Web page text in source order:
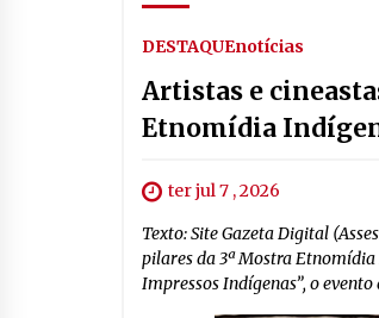
DESTAQUEnotícias
Artistas e
Etnomídia
ter jul 7 , 2026
Texto: Site Gazeta Digital
pilares da 3ª Mostra Etnomídia
Impressos Indígenas”, o